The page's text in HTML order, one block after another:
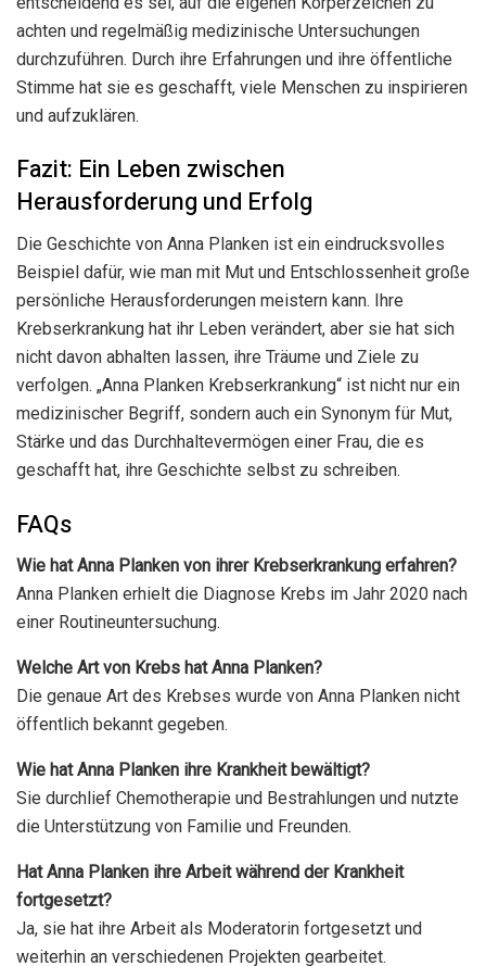
achten und regelmäßig medizinische Untersuchungen
durchzuführen. Durch ihre Erfahrungen und ihre öffentliche
Stimme hat sie es geschafft, viele Menschen zu inspirieren
und aufzuklären.
Fazit: Ein Leben zwischen
Herausforderung und Erfolg
Die Geschichte von Anna Planken ist ein eindrucksvolles
Beispiel dafür, wie man mit Mut und Entschlossenheit große
persönliche Herausforderungen meistern kann. Ihre
Krebserkrankung hat ihr Leben verändert, aber sie hat sich
nicht davon abhalten lassen, ihre Träume und Ziele zu
verfolgen. „Anna Planken Krebserkrankung“ ist nicht nur ein
medizinischer Begriff, sondern auch ein Synonym für Mut,
Stärke und das Durchhaltevermögen einer Frau, die es
geschafft hat, ihre Geschichte selbst zu schreiben.
FAQs
Wie hat Anna Planken von ihrer Krebserkrankung erfahren?
Anna Planken erhielt die Diagnose Krebs im Jahr 2020 nach
einer Routineuntersuchung.
Welche Art von Krebs hat Anna Planken?
Die genaue Art des Krebses wurde von Anna Planken nicht
öffentlich bekannt gegeben.
Wie hat Anna Planken ihre Krankheit bewältigt?
Sie durchlief Chemotherapie und Bestrahlungen und nutzte
die Unterstützung von Familie und Freunden.
Hat Anna Planken ihre Arbeit während der Krankheit
fortgesetzt?
Ja, sie hat ihre Arbeit als Moderatorin fortgesetzt und
weiterhin an verschiedenen Projekten gearbeitet.